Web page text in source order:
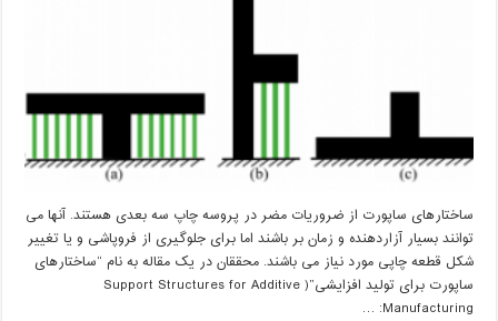
ساختارهای ساپورت از ضروریات مضر در پروسه چاپ سه بعدی هستند. آنها می
توانند بسیار آزاردهنده و زمان بر باشند اما برای جلوگیری از فروپاشی و یا تغییر
شکل قطعه چاپی مورد نیاز می باشند. محققان در یک مقاله به نام “ساختارهای
ساپورت برای تولید افزایشی”( Support Structures for Additive
Manufacturing: …